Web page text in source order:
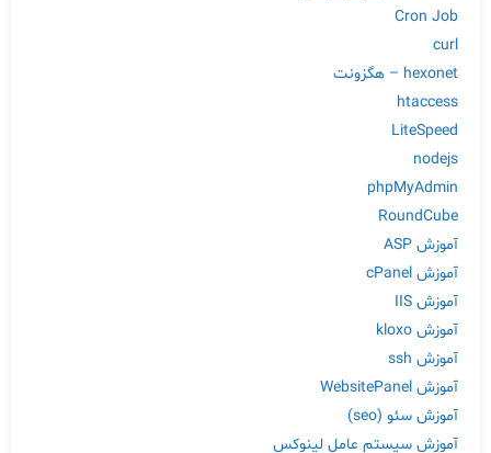
Cron Job
curl
hexonet – هگزونت
htaccess
LiteSpeed
nodejs
phpMyAdmin
RoundCube
آموزش ASP
آموزش cPanel
آموزش IIS
آموزش kloxo
آموزش ssh
آموزش WebsitePanel
آموزش سئو (seo)
آموزش سیستم عامل لینوکس